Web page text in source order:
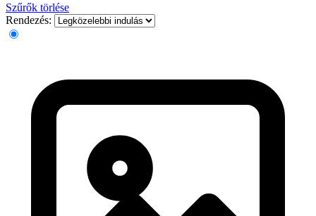
Szűrők törlése
Rendezés: